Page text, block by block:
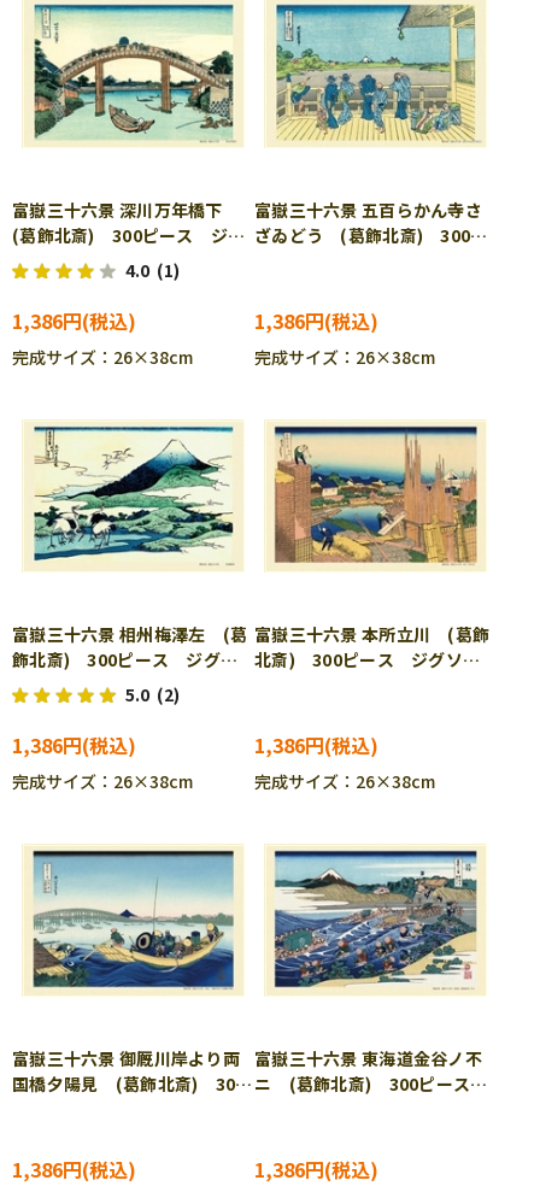
富嶽三十六景 深川万年橋下
(葛飾北斎) 300ピース ジグ
ソーパズル CUT-300-103
4.0 (1)
1,386円
完成サイズ：26×38cm
富嶽三十六景 五百らかん寺さ
ざゐどう (葛飾北斎) 300ピ
1,386円
完成サイズ：26×38cm
富嶽三十六景 相州梅澤左 (葛
飾北斎) 300ピース ジグソ
ーパズル CUT-300-105
5.0 (2)
1,386円
完成サイズ：26×38cm
富嶽三十六景 本所立川 (葛飾
北斎) 300ピース ジグソー
1,386円
完成サイズ：26×38cm
富嶽三十六景 御厩川岸より両
国橋夕陽見 (葛飾北斎) 300
1,386円
富嶽三十六景 東海道金谷ノ不
ニ (葛飾北斎) 300ピース
1,386円